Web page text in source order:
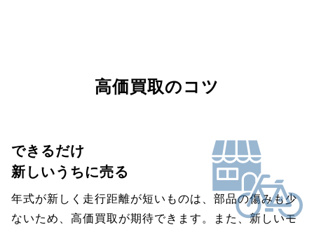
高価買取のコツ
できるだけ
新しいうちに売る
年式が新しく走行距離が短いものは、部品の傷みも少
ないため、高価買取が期待できます。また、新しいモ